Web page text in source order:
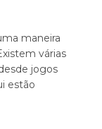
maneira
várias
jogos
estão